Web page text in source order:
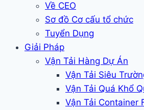
Về CEO
Sơ đồ Cơ cấu tổ chức
Tuyển Dụng
Giải Pháp
Vận Tải Hàng Dự Án
Vận Tải Siêu
Vận Tải Quá Khổ
Vận Tải Container